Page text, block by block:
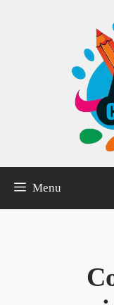
Menu